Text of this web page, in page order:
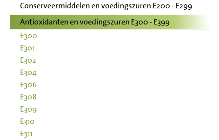
Conserveermiddelen en voedingszuren E200 - E299
Antioxidanten en voedingszuren E300 - E399
E300
E301
E302
E304
E306
E308
E309
E310
E311